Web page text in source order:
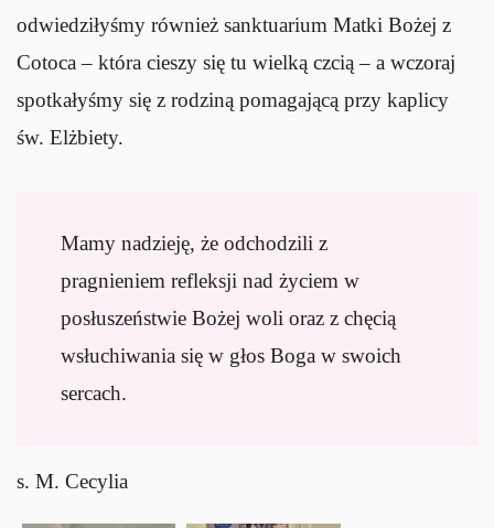
odwiedziłyśmy również sanktuarium Matki Bożej z
Cotoca – która cieszy się tu wielką czcią – a wczoraj
spotkałyśmy się z rodziną pomagającą przy kaplicy
św. Elżbiety.
Mamy nadzieję, że odchodzili z
pragnieniem refleksji nad życiem w
posłuszeństwie Bożej woli oraz z chęcią
wsłuchiwania się w głos Boga w swoich
sercach.
s. M. Cecylia